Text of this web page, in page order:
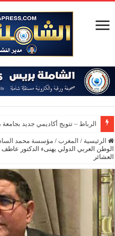
الرباط – تتويج أكاديمي جديد
الرئيسية / المغرب / مؤسسة محمد
الوطن العربي الدولي يهنىء الدكتور
العشائر